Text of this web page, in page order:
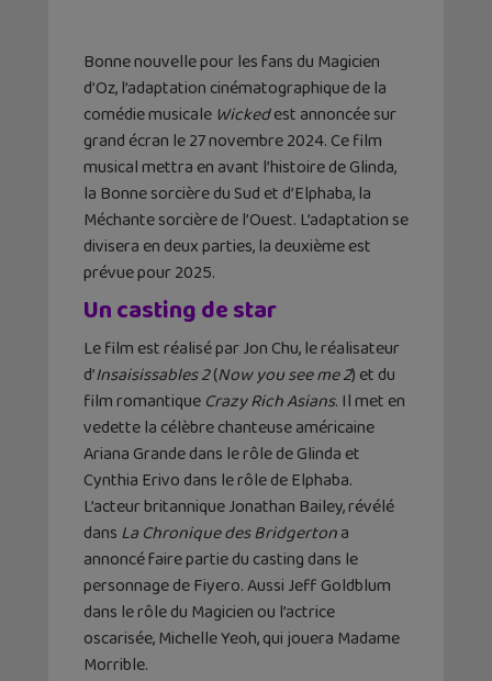
Bonne nouvelle pour les fans du Magicien
d’Oz, l’adaptation cinématographique de la
comédie musicale Wickedest annoncée sur
grand écran le 27 novembre 2024. Ce film
musical mettra en avant l’histoire de Glinda,
la Bonne sorcière du Sud et d’Elphaba, la
Méchante sorcière de l’Ouest. L’adaptation se
divisera en deux parties, la deuxième est
prévue pour 2025.
Un casting de star
Le film est réalisé par Jon Chu, le réalisateur
d’Insaisissables 2(Now you see me 2) et du
film romantique Crazy Rich Asians. Il met en
vedette la célèbre chanteuse américaine
Ariana Grande dans le rôle de Glinda et
Cynthia Erivo dans le rôle de Elphaba.
L’acteur britannique Jonathan Bailey, révélé
dans La Chronique des Bridgertona
annoncé faire partie du casting dans le
personnage de Fiyero. Aussi Jeff Goldblum
dans le rôle du Magicien ou l’actrice
oscarisée, Michelle Yeoh, qui jouera Madame
Morrible.